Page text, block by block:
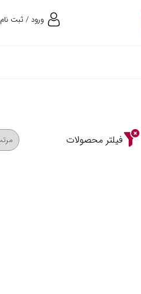
ورود / ثبت نام
فیلتر محصولات